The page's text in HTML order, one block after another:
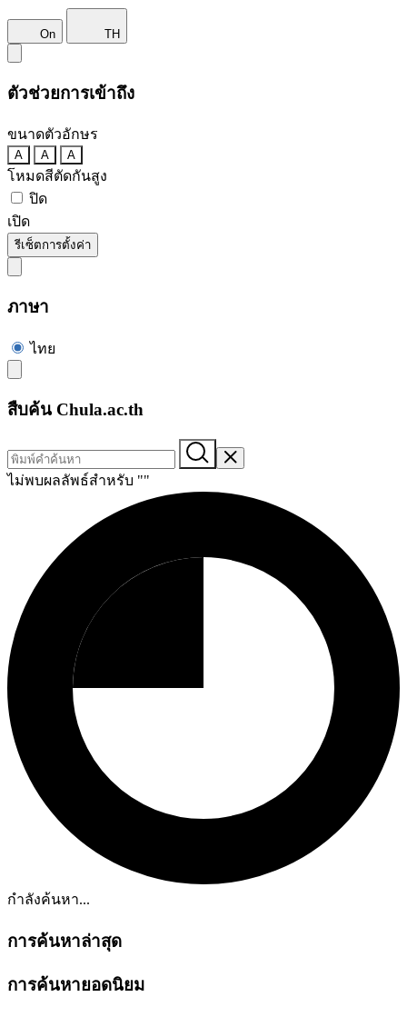
On TH
ตัวช่วยการเข้าถึง
ขนาดตัวอักษร
A A A
โหมดสีตัดกันสูง
ปิด
เปิด
รีเซ็ตการตั้งค่า
ภาษา
ไทย
สืบค้น Chula.ac.th
ไม่พบผลลัพธ์สำหรับ ""
กำลังค้นหา...
การค้นหาล่าสุด
การค้นหายอดนิยม